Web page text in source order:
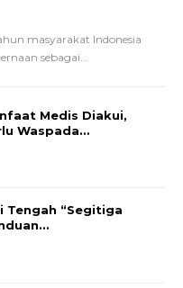
masyarakat Indonesia
sebagai
Medis Diakui,
Waspada…
Tengah “Segitiga